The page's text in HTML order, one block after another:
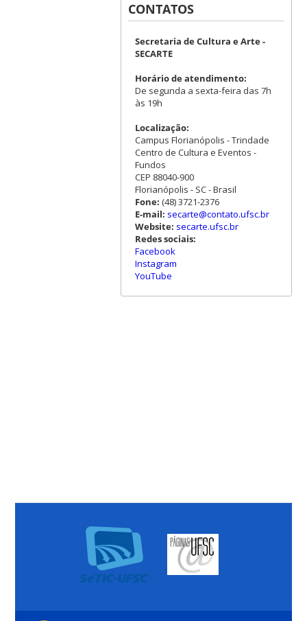
CONTATOS
Secretaria de Cultura e Arte -
SECARTE
Horário de atendimento:
De segunda a sexta-feira das 7h
às 19h
Localização:
Campus Florianópolis - Trindade
Centro de Cultura e Eventos -
Fundos
CEP 88040-900
Florianópolis - SC - Brasil
Fone: (48) 3721-2376
E-mail: secarte@contato.ufsc.br
Website: secarte.ufsc.br
Redes sociais:
Facebook
Instagram
YouTube